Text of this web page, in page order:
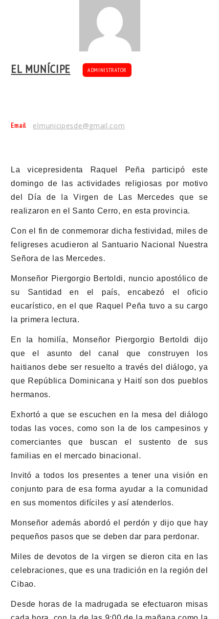
EL MUNÍCIPE ADMINISTRATOR
Email elmunicipesde@gmail.com
La vicepresidenta Raquel Peña participó este
domingo de las actividades religiosas por motivo
del Día de la Virgen de Las Mercedes que se
realizaron en el Santo Cerro, en esta provincia.
Con el fin de conmemorar dicha festividad, miles de
feligreses acudieron al Santuario Nacional Nuestra
Señora de las Mercedes.
Monseñor Piergorgio Bertoldi, nuncio apostólico de
su Santidad en el país, encabezó el oficio
eucarístico, en el que Raquel Peña tuvo a su cargo
la primera lectura.
En la homilía, Monseñor Piergorgio Bertoldi dijo
que el asunto del canal que construyen los
haitianos debe ser resuelto a través del diálogo, ya
que República Dominicana y Haití son dos pueblos
hermanos.
Exhortó a que se escuchen en la mesa del diálogo
todas las voces, como son la de los campesinos y
comerciantes que buscan el sustento de sus
familias en el mercado binacional.
Invitó a todos los presentes a tener una visión en
conjunto para de esa forma ayudar a la comunidad
en sus momentos difíciles y así atenderlos.
Monseñor además abordó el perdón y dijo que hay
pequeños pasos que se deben dar para perdonar.
Miles de devotos de la virgen se dieron cita en las
celebraciones, que es una tradición en la región del
Cibao.
Desde horas de la madrugada se efectuaron misas